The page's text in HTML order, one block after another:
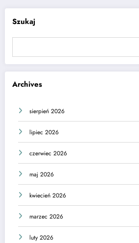
Szukaj
Archives
sierpień 2026
lipiec 2026
czerwiec 2026
maj 2026
kwiecień 2026
marzec 2026
luty 2026